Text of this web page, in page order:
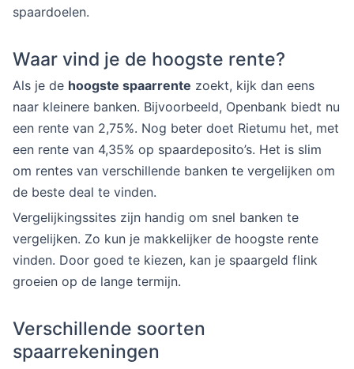
spaardoelen.
Waar vind je de hoogste rente?
Als je de hoogste spaarrente zoekt, kijk dan eens
naar kleinere banken. Bijvoorbeeld, Openbank biedt nu
een rente van 2,75%. Nog beter doet Rietumu het, met
een rente van 4,35% op spaardeposito’s. Het is slim
om rentes van verschillende banken te vergelijken om
de beste deal te vinden.
Vergelijkingssites zijn handig om snel banken te
vergelijken. Zo kun je makkelijker de hoogste rente
vinden. Door goed te kiezen, kan je spaargeld flink
groeien op de lange termijn.
Verschillende soorten
spaarrekeningen